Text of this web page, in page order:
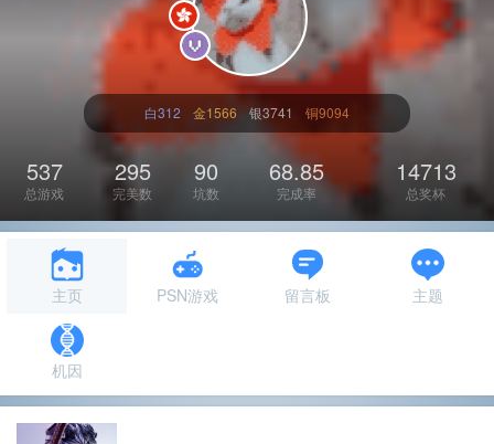
白312 金1566 银3741 铜9094
537
总游戏
295
完美数
90
坑数
68.85
完成率
14713
总奖杯
主页 PSN游戏 留言板 主题
机因